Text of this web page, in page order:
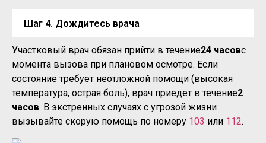
Шаг 4. Дождитесь врача
Участковый врач обязан прийти в течение24 часовс
момента вызова при плановом осмотре. Если
состояние требует неотложной помощи (высокая
температура, острая боль), врач приедет в течение2
часов. В экстренных случаях с угрозой жизни
вызывайте скорую помощь по номеру 103 или 112.